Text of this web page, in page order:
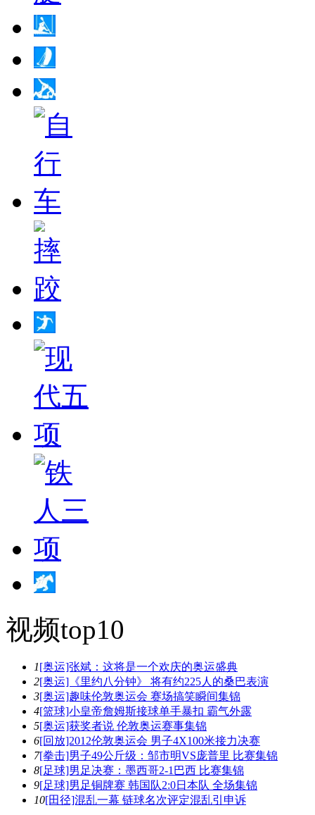
视频top10
1[奥运]张斌：这将是一个欢庆的奥运盛典
2[奥运]《里约八分钟》 将有约225人的桑巴表演
3[奥运]趣味伦敦奥运会 赛场搞笑瞬间集锦
4[篮球]小皇帝詹姆斯接球单手暴扣 霸气外露
5[奥运]获奖者说 伦敦奥运赛事集锦
6[回放]2012伦敦奥运会 男子4X100米接力决赛
7[拳击]男子49公斤级：邹市明VS庞普里 比赛集锦
8[足球]男足决赛：墨西哥2-1巴西 比赛集锦
9[足球]男足铜牌赛 韩国队2:0日本队 全场集锦
10[田径]混乱一幕 链球名次评定混乱引申诉